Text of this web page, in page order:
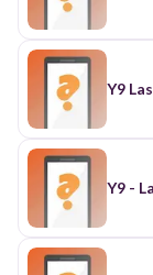
Y9
Y9 -